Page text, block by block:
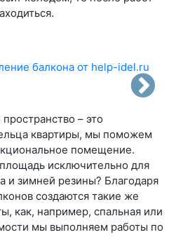
– это
квартиры, мы поможем
помещение.
исключительно для
и зимней резины? Благодаря
создаются такие же
как, например, спальная или
мы выполняем работы по